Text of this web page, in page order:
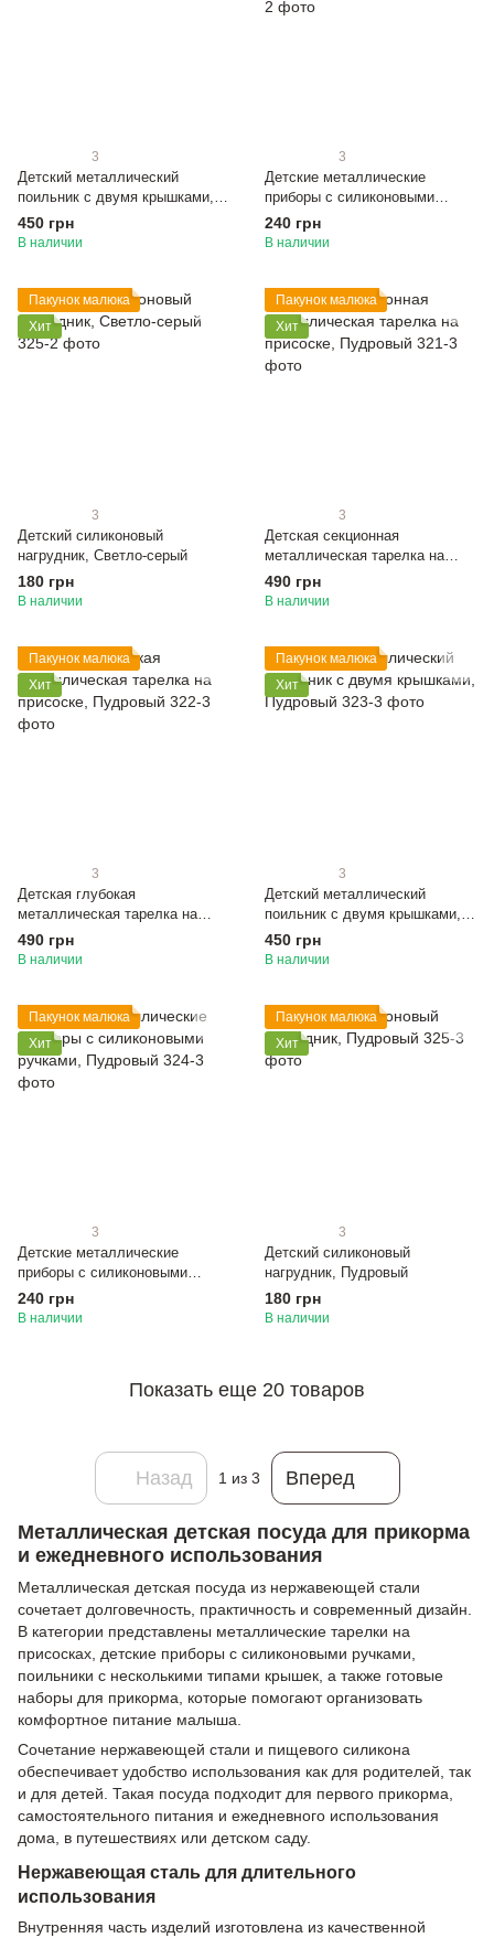
3
Детский металлический
поильник с двумя крышками,
Светло-серый
450 грн
В наличии
3
Детские металлические
приборы с силиконовыми
ручками, Светло-серый
240 грн
В наличии
Пакунок малюка
Хит
3
Детский силиконовый
нагрудник, Светло-серый
180 грн
В наличии
Пакунок малюка
Хит
3
Детская секционная
металлическая тарелка на
присоске, Пудровый
490 грн
В наличии
Пакунок малюка
Хит
3
Детская глубокая
металлическая тарелка на
присоске, Пудровый
490 грн
В наличии
Пакунок малюка
Хит
3
Детский металлический
поильник с двумя крышками,
Пудровый
450 грн
В наличии
Пакунок малюка
Хит
3
Детские металлические
приборы с силиконовыми
ручками, Пудровый
240 грн
В наличии
Пакунок малюка
Хит
3
Детский силиконовый
нагрудник, Пудровый
180 грн
В наличии
Показать еще 20 товаров
Назад 1 из 3 Вперед
Металлическая детская посуда для прикорма
и ежедневного использования
Металлическая детская посуда из нержавеющей стали
сочетает долговечность, практичность и современный дизайн.
В категории представлены металлические тарелки на
присосках, детские приборы с силиконовыми ручками,
поильники с несколькими типами крышек, а также готовые
наборы для прикорма, которые помогают организовать
комфортное питание малыша.
Сочетание нержавеющей стали и пищевого силикона
обеспечивает удобство использования как для родителей, так
и для детей. Такая посуда подходит для первого прикорма,
самостоятельного питания и ежедневного использования
дома, в путешествиях или детском саду.
Нержавеющая сталь для длительного
использования
Внутренняя часть изделий изготовлена из качественной